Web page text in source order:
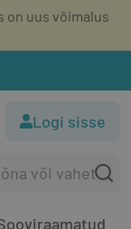
on uus võimalus
Logi sisse